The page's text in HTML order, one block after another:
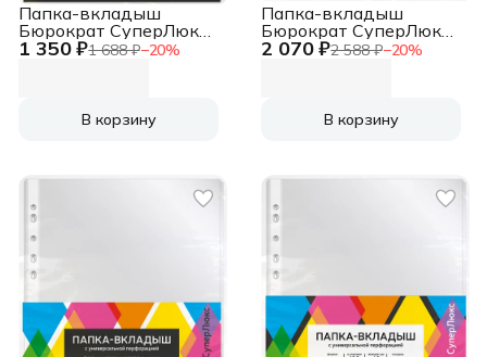
1 350 ₽1 688 ₽−20%
Папка-вкладыш
Бюрократ СуперЛюкс
-100TSLUX тисненые
В корзину
2 070 ₽2 588 ₽−20%
Папка-вкладыш
Бюрократ СуперЛюкс
-100GSLUX глянцевые
В корзину